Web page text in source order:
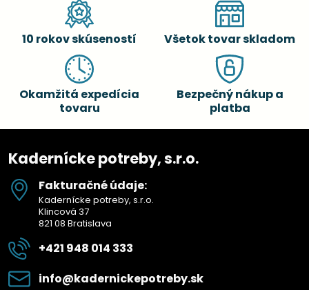
10 rokov skúseností Všetok tovar skladom
Okamžitá expedícia
tovaru
Bezpečný nákup a
platba
Kadernícke potreby, s.r.o.
Fakturačné údaje:
Kadernícke potreby, s.r.o.
Klincová 37
821 08 Bratislava
+421 948 014 333
info​@kadernickepotreby​.sk